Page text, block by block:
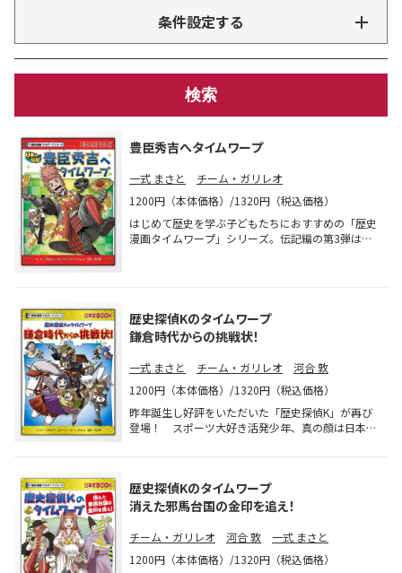
条件設定する
豊臣秀吉へタイムワープ
一式 まさと
チーム・ガリレオ
1200円（本体価格）/1320円（税込価格）
はじめて歴史を学ぶ子どもたちにおすすめの「歴史
漫画タイムワープ」シリーズ。伝記編の第3弾は日
歴史探偵Kのタイムワープ
鎌倉時代からの挑戦状！
一式 まさと チーム・ガリレオ
河合 敦
1200円（本体価格）/1320円（税込価格）
昨年誕生し好評をいただいた「歴史探偵K」が再び
登場！ スポーツ大好き活発少年、真の顔は日本史
代」にまつわる歴史ミステリーに挑戦！
歴史探偵Kのタイムワープ
消えた邪馬台国の金印を追え！
チーム・ガリレオ 河合 敦
一式 まさと
1200円（本体価格）/1320円（税込価格）